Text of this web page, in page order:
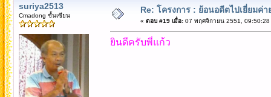
suriya2513
Cmadong ชั้นเซียน
Re: โครงการ : ย้อนอดีตไปเยี่ยมค่
« ตอบ #19 เมื่อ:07 พฤศจิกายน 2551, 09:50:28
ยินดีครับพี่แก้ว